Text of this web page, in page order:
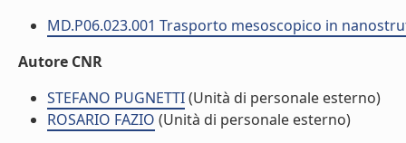
MD.P06.023.001 Trasporto mesoscopico in
Autore CNR
STEFANO PUGNETTI(Unità di personale esterno)
ROSARIO FAZIO (Unità di personale esterno)